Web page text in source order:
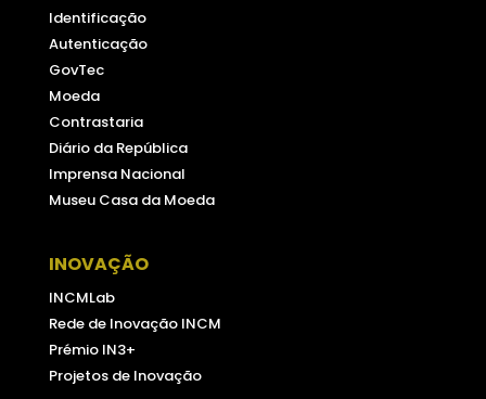
Identificação
Autenticação
GovTec
Moeda
Contrastaria
Diário da República
Imprensa Nacional
Museu Casa da Moeda
INOVAÇÃO
INCMLab
Rede de Inovação INCM
Prémio IN3+
Projetos de Inovação